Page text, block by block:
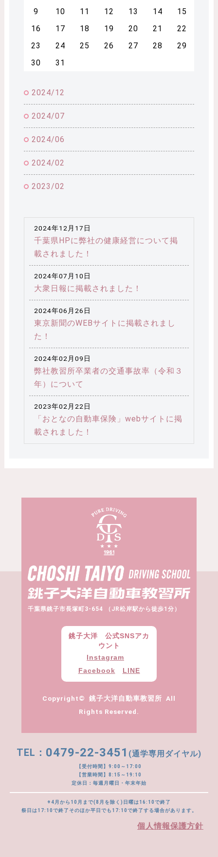
9
10 11 12 13 14
15
16
17 18 19 20 21
22
23
24 25 26 27 28
29
30
31
2024/12
2024/07
2024/06
2024/02
2023/02
2024年12月17日
千葉県HPに弊社の健康経営について掲
載されました！
2024年07月10日
大衆日報に掲載されました！
2024年06月26日
東京新聞のWEBサイトに掲載されまし
た！
2024年02月09日
弊社教習所卒業者の交通事故率（令和３
年）について
2023年02月22日
「おとなの自動車保険」webサイトに掲
載されました！
千葉県銚子市長塚町3-654 （JR松岸駅から徒歩1分）
銚子大洋 公式SNSアカ
ウント
Instagram
Facebook
LINE
Copyright© 銚子大洋自動車教習所 All
Rights Reserved.
0479-22-3451 (通学専用ダイヤル)
【受付時間】9:00～17:00
【営業時間】8:15～19:10
定休日：毎週月曜日・年末年始
※4月から10月まで(8月を除く)日曜は16:10で終了
祭日は17:10で終了そのほか平日でも17:10で終了する場合があります。
個人情報保護方針